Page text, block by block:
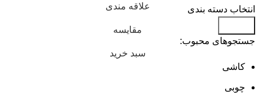
انتخاب دسته بندی
جستجوهای محبوب:
کاشی
چوبی
علاقه مندی
مقایسه
سبد خرید